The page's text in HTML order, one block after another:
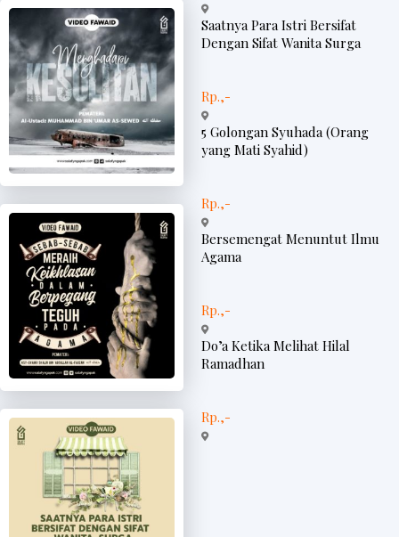
Saatnya Para Istri Bersifat
Dengan Sifat Wanita Surga
Rp.,-
5 Golongan Syuhada (Orang
yang Mati Syahid)
Rp.,-
Bersemengat Menuntut Ilmu
Agama
Rp.,-
Do’a Ketika Melihat Hilal
Ramadhan
Rp.,-